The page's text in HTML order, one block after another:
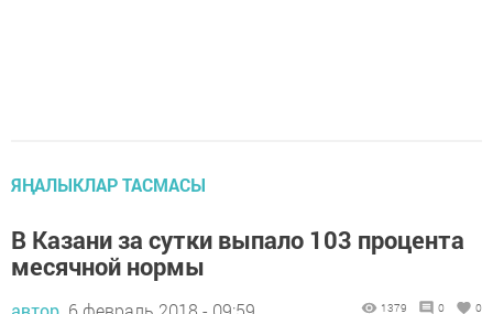
ЯҢАЛЫКЛАР ТАСМАСЫ
В Казани за сутки выпало 103 процента
месячной нормы
1379 0 0